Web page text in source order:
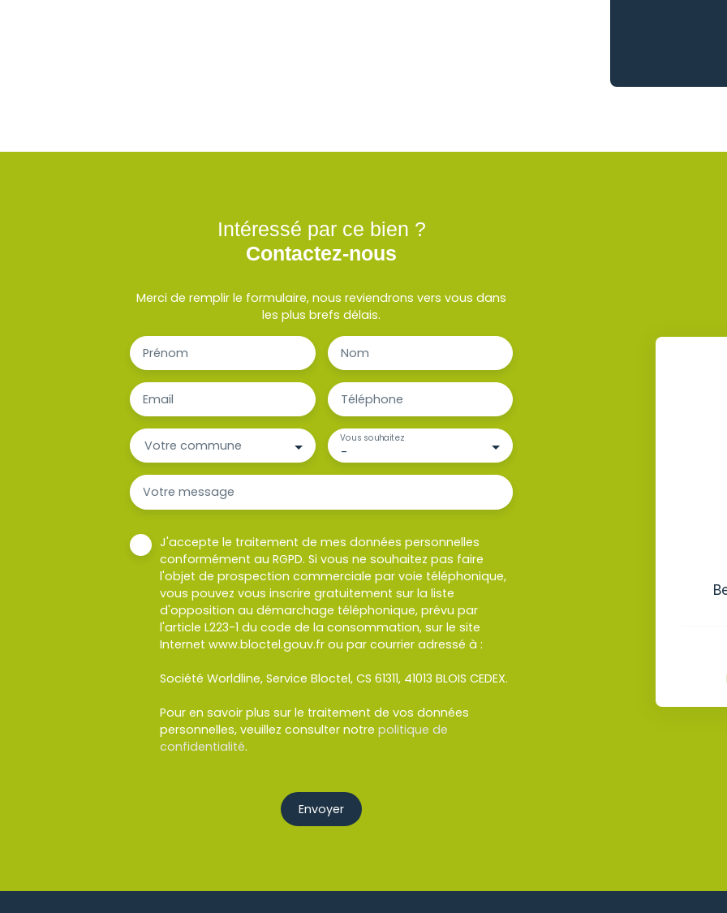
Intéressé par ce bien ?
Contactez-nous
Merci de remplir le formulaire, nous reviendrons vers vous dans
les plus brefs délais.
Prénom Nom
Email Téléphone
Votre commune -
Vous souhaitez
Votre message
J'accepte le traitement de mes données personnelles
conformément au RGPD. Si vous ne souhaitez pas faire
l'objet de prospection commerciale par voie téléphonique,
vous pouvez vous inscrire gratuitement sur la liste
d'opposition au démarchage téléphonique, prévu par
l'article L223-1 du code de la consommation, sur le site
Internet www.bloctel.gouv.fr ou par courrier adressé à :
Société Worldline, Service Bloctel, CS 61311, 41013 BLOIS CEDEX.
Pour en savoir plus sur le traitement de vos données
personnelles, veuillez consulter notre politique de
confidentialité.
Envoyer